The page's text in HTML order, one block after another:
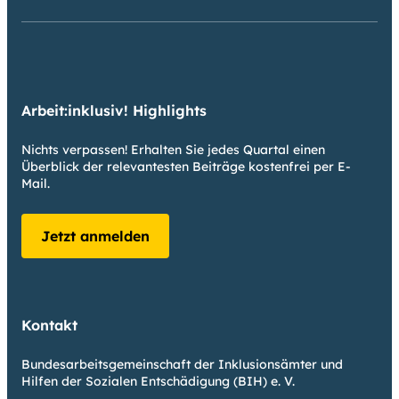
Arbeit:inklusiv! Highlights
Nichts verpassen! Erhalten Sie jedes Quartal einen
Überblick der relevantesten Beiträge kostenfrei per E-
Mail.
Jetzt anmelden
Kontakt
Bundesarbeitsgemeinschaft der Inklusionsämter und
Hilfen der Sozialen Entschädigung (BIH) e. V.